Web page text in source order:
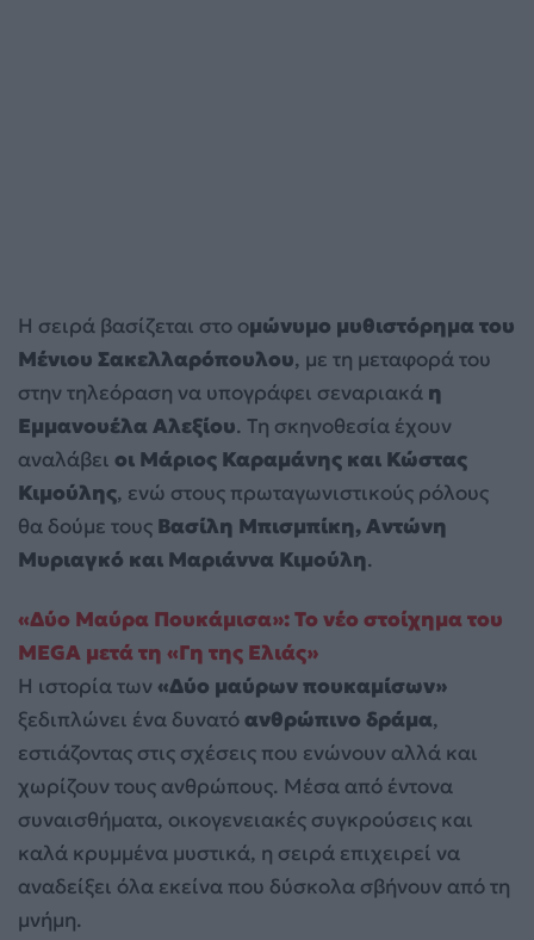
Η σειρά βασίζεται στο ομώνυμο μυθιστόρημα του
Μένιου Σακελλαρόπουλου, με τη μεταφορά του
στην τηλεόραση να υπογράφει σεναριακά η
Εμμανουέλα Αλεξίου. Τη σκηνοθεσία έχουν
αναλάβει οι Μάριος Καραμάνης και Κώστας
Κιμούλης, ενώ στους πρωταγωνιστικούς ρόλους
θα δούμε τους Βασίλη Μπισμπίκη, Αντώνη
Μυριαγκό και Μαριάννα Κιμούλη.
«Δύο Μαύρα Πουκάμισα»: Το νέο στοίχημα του
MEGA μετά τη «Γη της Ελιάς»
Η ιστορία των«Δύο μαύρων πουκαμίσων»
ξεδιπλώνει ένα δυνατόανθρώπινο δράμα,
εστιάζοντας στις σχέσεις που ενώνουν αλλά και
χωρίζουν τους ανθρώπους. Μέσα από έντονα
συναισθήματα, οικογενειακές συγκρούσεις και
καλά κρυμμένα μυστικά, η σειρά επιχειρεί να
αναδείξει όλα εκείνα που δύσκολα σβήνουν από τη
μνήμη.